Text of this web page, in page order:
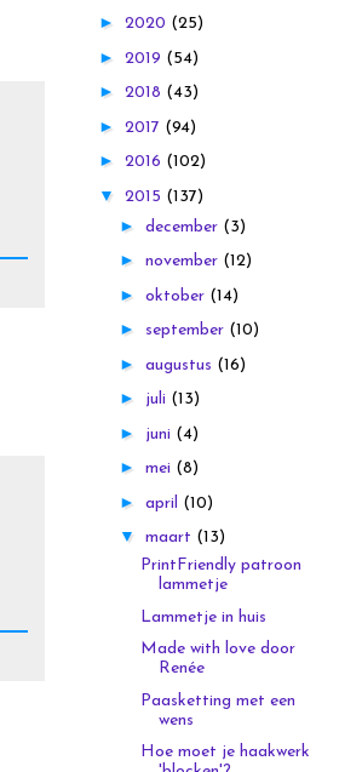
► 2020 (25)
► 2019 (54)
► 2018 (43)
► 2017 (94)
► 2016 (102)
▼ 2015 (137)
► december (3)
► november (12)
► oktober (14)
► september (10)
► augustus (16)
► juli (13)
► juni (4)
► mei (8)
► april (10)
▼ maart (13)
PrintFriendly patroon
lammetje
Lammetje in huis
Made with love door
Renée
Paasketting met een
wens
Hoe moet je haakwerk